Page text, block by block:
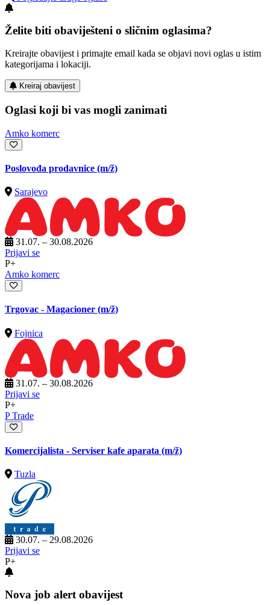
Želite biti obaviješteni o sličnim oglasima?
Kreirajte obavijest i primajte email kada se objavi novi oglas u istim
kategorijama i lokaciji.
Kreiraj obavijest
Oglasi koji bi vas mogli zanimati
Amko komerc
Poslovođa prodavnice (m/ž)
Sarajevo
31.07. – 30.08.2026
Prijavi se
P+
Amko komerc
Trgovac - Magacioner (m/ž)
Fojnica
31.07. – 30.08.2026
Prijavi se
P+
P Trade
Komercijalista - Serviser kafe aparata (m/ž)
Tuzla
30.07. – 29.08.2026
Prijavi se
P+
Nova job alert obavijest